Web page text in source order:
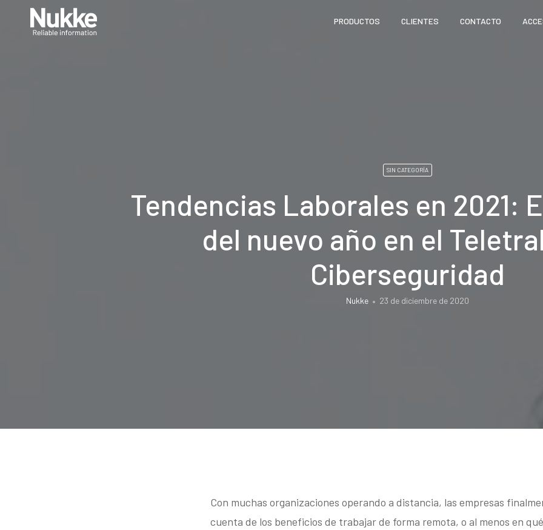
PRODUCTOS CLIENTES CONTACTO
SIN CATEGORÍA
Tendencias Laborales en 2021:
del nuevo año en el
Ciberseguridad
Nukke 23 de diciembre de 2020
Con muchas organizaciones operando a distancia, las empresas
cuenta de los beneficios de trabajar de forma remota, o al menos en